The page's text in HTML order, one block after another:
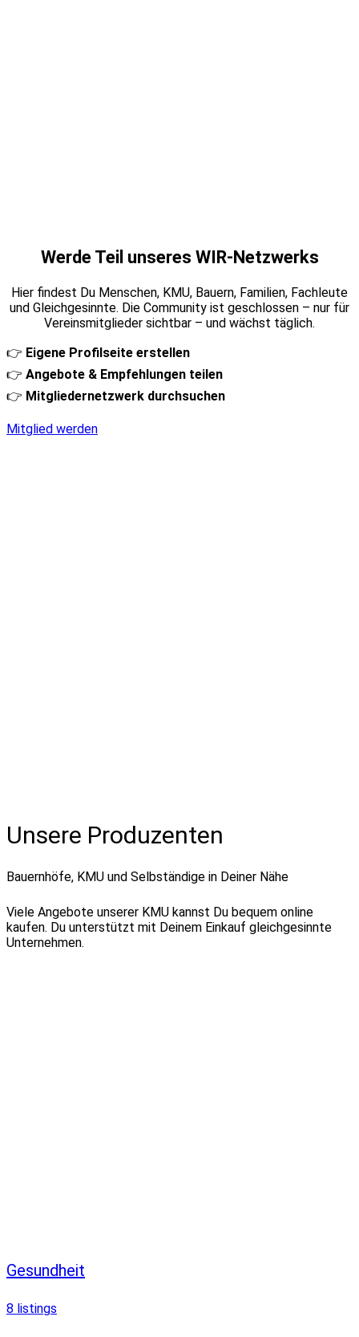
Werde Teil unseres WIR-Netzwerks
Hier findest Du Menschen, KMU, Bauern, Familien, Fachleute
und Gleichgesinnte. Die Community ist geschlossen – nur für
Vereinsmitglieder sichtbar – und wächst täglich.
👉 Eigene Profilseite erstellen
👉 Angebote & Empfehlungen teilen
👉 Mitgliedernetzwerk durchsuchen
Mitglied werden
Unsere Produzenten
Bauernhöfe, KMU und Selbständige in Deiner Nähe
Viele Angebote unserer KMU kannst Du bequem online
kaufen. Du unterstützt mit Deinem Einkauf gleichgesinnte
Unternehmen.
Gesundheit
8 listings